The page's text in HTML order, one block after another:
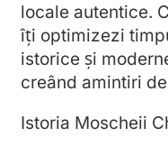
locale autentice.
îți optimizezi
istorice și
creând amintiri
Istoria Moscheii